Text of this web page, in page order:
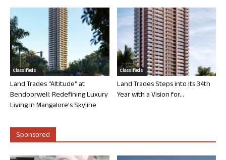
Classifieds
Land Trades “Altitude” at
Bendoorwell: Redefining Luxury
Living in Mangalore’s Skyline
Classifieds
Land Trades Steps into its 34th
Year with a Vision for...
Sponsored